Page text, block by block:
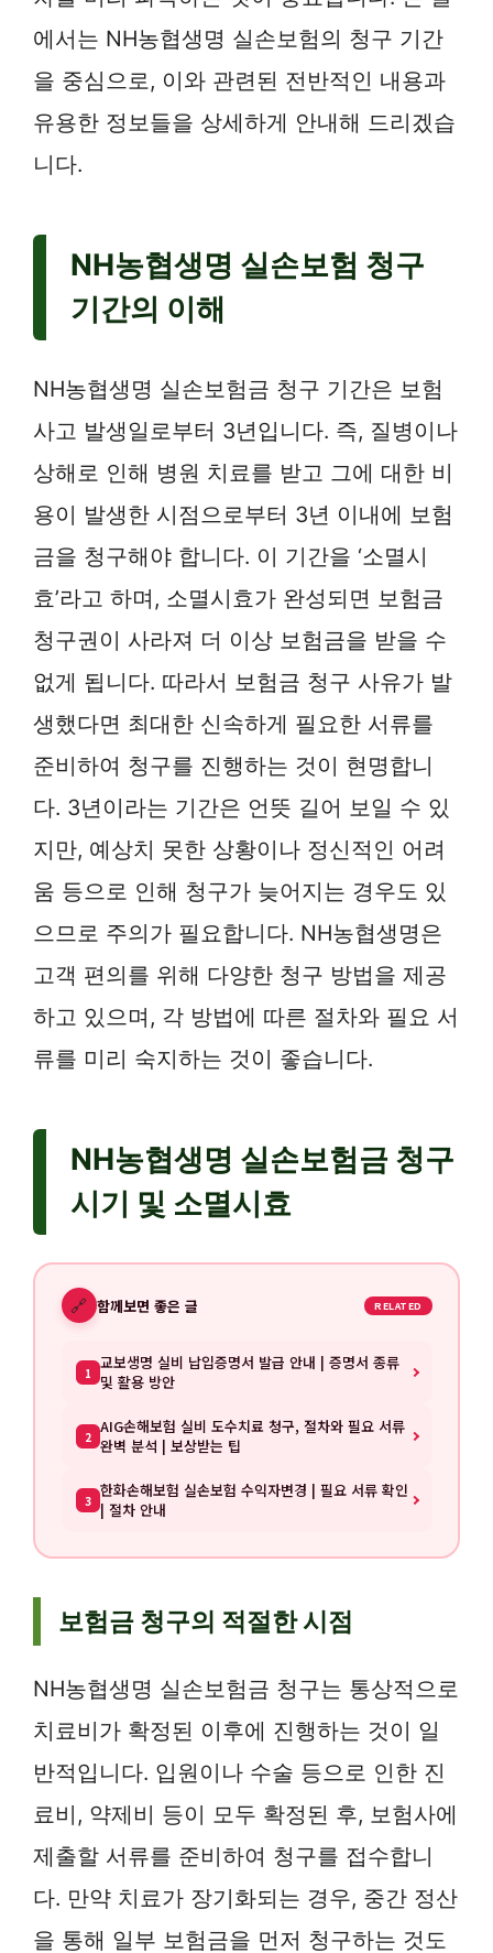
에서는 NH농협생명 실손보험의 청구 기간
을 중심으로, 이와 관련된 전반적인 내용과
유용한 정보들을 상세하게 안내해 드리겠습
니다.
NH농협생명 실손보험 청구
기간의 이해
NH농협생명 실손보험금 청구 기간은 보험
사고 발생일로부터 3년입니다. 즉, 질병이나
상해로 인해 병원 치료를 받고 그에 대한 비
용이 발생한 시점으로부터 3년 이내에 보험
금을 청구해야 합니다. 이 기간을 ‘소멸시
효’라고 하며, 소멸시효가 완성되면 보험금
청구권이 사라져 더 이상 보험금을 받을 수
없게 됩니다. 따라서 보험금 청구 사유가 발
생했다면 최대한 신속하게 필요한 서류를
준비하여 청구를 진행하는 것이 현명합니
다. 3년이라는 기간은 언뜻 길어 보일 수 있
지만, 예상치 못한 상황이나 정신적인 어려
움 등으로 인해 청구가 늦어지는 경우도 있
으므로 주의가 필요합니다. NH농협생명은
고객 편의를 위해 다양한 청구 방법을 제공
하고 있으며, 각 방법에 따른 절차와 필요 서
류를 미리 숙지하는 것이 좋습니다.
NH농협생명 실손보험금 청구
시기 및 소멸시효
🔗 함께보면 좋은 글 RELATED
1 교보생명 실비 납입증명서 발급 안내 | 증명서 종류
및 활용 방안
2 AIG손해보험 실비 도수치료 청구, 절차와 필요 서류
완벽 분석 | 보상받는 팁
3 한화손해보험 실손보험 수익자변경 | 필요 서류 확인
| 절차 안내
보험금 청구의 적절한 시점
NH농협생명 실손보험금 청구는 통상적으로
치료비가 확정된 이후에 진행하는 것이 일
반적입니다. 입원이나 수술 등으로 인한 진
료비, 약제비 등이 모두 확정된 후, 보험사에
제출할 서류를 준비하여 청구를 접수합니
다. 만약 치료가 장기화되는 경우, 중간 정산
을 통해 일부 보험금을 먼저 청구하는 것도